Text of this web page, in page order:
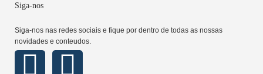
Siga-nos
Siga-nos nas redes sociais e fique por dentro de todas as nossas
novidades e conteudos.